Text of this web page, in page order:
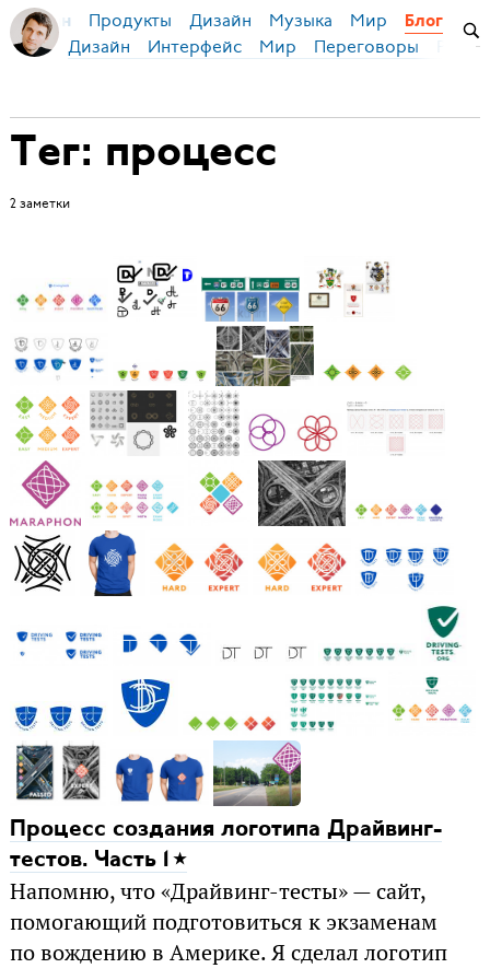
Бирман Продукты Дизайн Музыка Мир Блог
Дизайн Интерфейс Мир Переговоры
Тег: процесс
2 заметки
Процесс создания логотипа Драйвинг-
тестов. Часть 1
Напомню, что «Драйвинг-тесты» — сайт,
помогающий подготовиться к экзаменам
по вождению в Америке. Я сделал логотип